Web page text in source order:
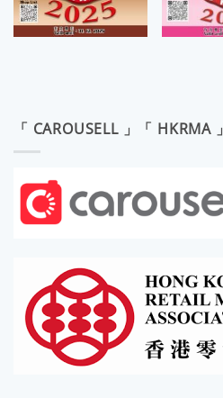
「 CAROUSELL 」「 HKRMA 」